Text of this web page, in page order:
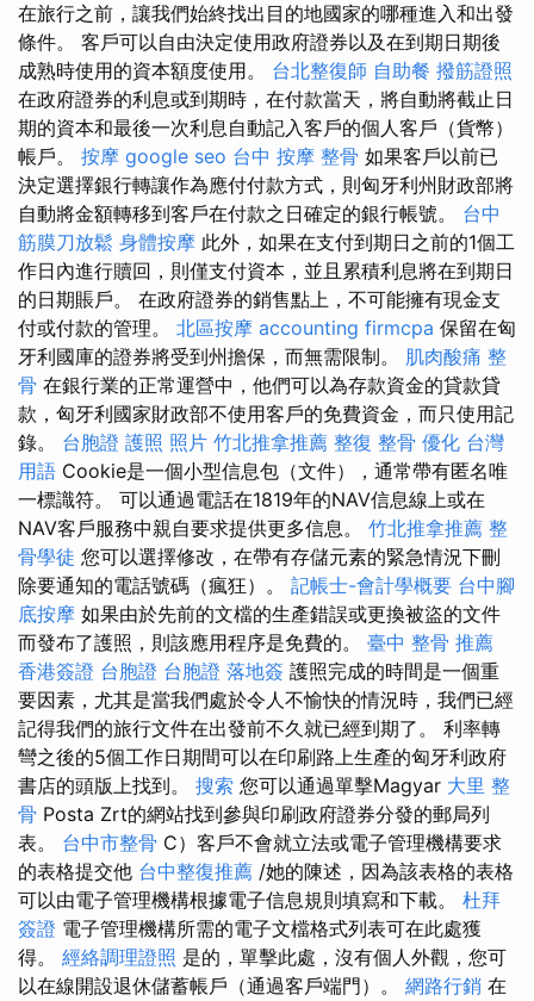
在旅行之前，讓我們始終找出目的地國家的哪種進入和出發
條件。 客戶可以自由決定使用政府證券以及在到期日期後
成熟時使用的資本額度使用。 台北整復師 自助餐 撥筋證照
在政府證券的利息或到期時，在付款當天，將自動將截止日
期的資本和最後一次利息自動記入客戶的個人客戶（貨幣）
帳戶。 按摩 google seo 台中 按摩 整骨 如果客戶以前已
決定選擇銀行轉讓作為應付付款方式，則匈牙利州財政部將
自動將金額轉移到客戶在付款之日確定的銀行帳號。 台中
筋膜刀放鬆 身體按摩 此外，如果在支付到期日之前的1個工
作日內進行贖回，則僅支付資本，並且累積利息將在到期日
的日期賬戶。 在政府證券的銷售點上，不可能擁有現金支
付或付款的管理。 北區按摩 accounting firmcpa 保留在匈
牙利國庫的證券將受到州擔保，而無需限制。 肌肉酸痛 整
骨 在銀行業的正常運營中，他們可以為存款資金的貸款貸
款，匈牙利國家財政部不使用客戶的免費資金，而只使用記
錄。 台胞證 護照 照片 竹北推拿推薦 整復 整骨 優化 台灣
用語 Cookie是一個小型信息包（文件），通常帶有匿名唯
一標識符。 可以通過電話在1819年的NAV信息線上或在
NAV客戶服務中親自要求提供更多信息。 竹北推拿推薦 整
骨學徒 您可以選擇修改，在帶有存儲元素的緊急情況下刪
除要通知的電話號碼（瘋狂）。 記帳士-會計學概要 台中腳
底按摩 如果由於先前的文檔的生產錯誤或更換被盜的文件
而發布了護照，則該應用程序是免費的。 臺中 整骨 推薦
香港簽證 台胞證 台胞證 落地簽 護照完成的時間是一個重
要因素，尤其是當我們處於令人不愉快的情況時，我們已經
記得我們的旅行文件在出發前不久就已經到期了。 利率轉
彎之後的5個工作日期間可以在印刷路上生產的匈牙利政府
書店的頭版上找到。 搜索 您可以通過單擊Magyar 大里 整
骨 Posta Zrt的網站找到參與印刷政府證券分發的郵局列
表。 台中市整骨 C）客戶不會就立法或電子管理機構要求
的表格提交他 台中整復推薦 /她的陳述，因為該表格的表格
可以由電子管理機構根據電子信息規則填寫和下載。 杜拜
簽證 電子管理機構所需的電子文檔格式列表可在此處獲
得。 經絡調理證照 是的，單擊此處，沒有個人外觀，您可
以在線開設退休儲蓄帳戶（通過客戶端門）。 網路行銷 在